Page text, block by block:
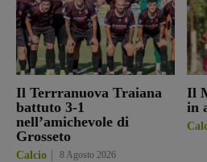
Il Terrranuova Traiana
battuto 3-1
nell’amichevole di
Grosseto
Calcio 8 Agosto 2026
Il
in